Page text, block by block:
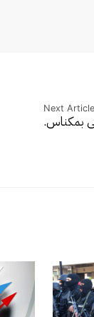
Next Article
بمكناس.